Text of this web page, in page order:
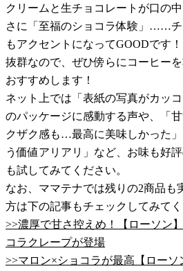
クリームと生チョコレートが口の
さに「至福のショコラ体験」……
もアクセントになってGOODです
抜群なので、ぜひ傍らにコーヒー
おすすめします！
ネット上では「表紙の写真がカッ
のパッケージに感動する声や、「
クザク感も…最高に美味しかった
う価値アリアリ」など、お味も好
も試してみてください。
なお、ママテナでは残りの2商品も
方は下の記事もチェックしてみてく
>>濃厚で甘さ控えめ！【ローソン
コラクレープが登場
>>マロン×ショコラが最高【ローソ